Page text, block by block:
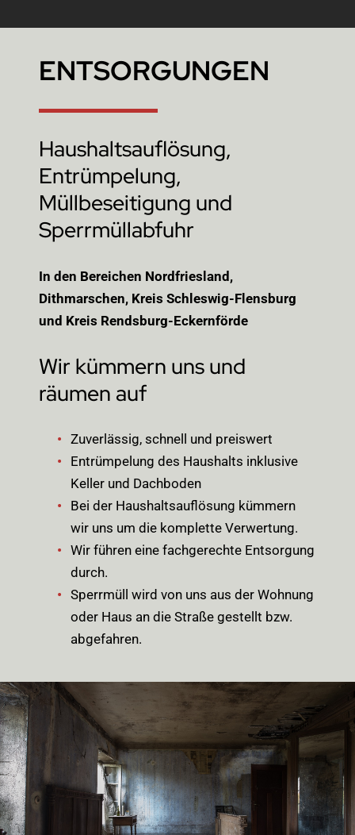
ENTSORGUNGEN
Haushaltsauflösung,
Entrümpelung,
Müllbeseitigung und
Sperrmüllabfuhr
In den Bereichen Nordfriesland,
Dithmarschen, Kreis Schleswig-Flensburg
und Kreis Rendsburg-Eckernförde
Wir kümmern uns und
räumen auf
Zuverlässig, schnell und preiswert
Entrümpelung des Haushalts inklusive
Keller und Dachboden
Bei der Haushaltsauflösung kümmern
wir uns um die komplette Verwertung.
Wir führen eine fachgerechte Entsorgung
durch.
Sperrmüll wird von uns aus der Wohnung
oder Haus an die Straße gestellt bzw.
abgefahren.